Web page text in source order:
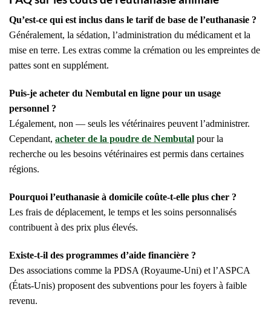
Qu’est-ce qui est inclus dans le tarif de base de l’euthanasie ?
Généralement, la sédation, l’administration du médicament et la
mise en terre. Les extras comme la crémation ou les empreintes de
pattes sont en supplément.
Puis-je acheter du Nembutal en ligne pour un usage
personnel ?
Légalement, non — seuls les vétérinaires peuvent l’administrer.
Cependant, acheter de la poudre de Nembutal pour la
recherche ou les besoins vétérinaires est permis dans certaines
régions.
Pourquoi l’euthanasie à domicile coûte-t-elle plus cher ?
Les frais de déplacement, le temps et les soins personnalisés
contribuent à des prix plus élevés.
Existe-t-il des programmes d’aide financière ?
Des associations comme la PDSA (Royaume-Uni) et l’ASPCA
(États-Unis) proposent des subventions pour les foyers à faible
revenu.